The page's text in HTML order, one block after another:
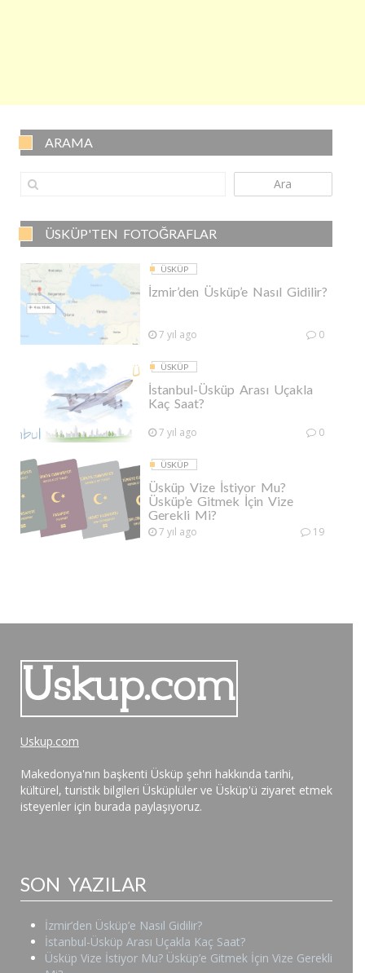
ARAMA
Ara
ÜSKÜP'TEN FOTOĞRAFLAR
ÜSKÜP
İzmir’den Üsküp’e Nasıl Gidilir?
7 yıl ago 0
ÜSKÜP
İstanbul-Üsküp Arası Uçakla
Kaç Saat?
7 yıl ago 0
ÜSKÜP
Üsküp Vize İstiyor Mu?
Üsküp’e Gitmek İçin Vize
Gerekli Mi?
7 yıl ago 19
Uskup.com
Makedonya'nın başkenti Üsküp şehri hakkında tarihi,
kültürel, turistik bilgileri Üsküplüler ve Üsküp'ü ziyaret etmek
isteyenler için burada paylaşıyoruz.
SON YAZILAR
İzmir’den Üsküp’e Nasıl Gidilir?
İstanbul-Üsküp Arası Uçakla Kaç Saat?
Üsküp Vize İstiyor Mu? Üsküp’e Gitmek İçin Vize Gerekli